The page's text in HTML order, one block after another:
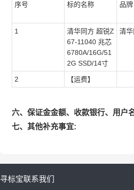
序号 标的名称 品牌
1
清华同方 超锐Z
67-11040 兆芯
6780A/16G/51
2G SSD/14寸
清
2 【运费】
六、保证金金额、收款银行、用户
七、其他补充事宜:
寻标宝联系我们